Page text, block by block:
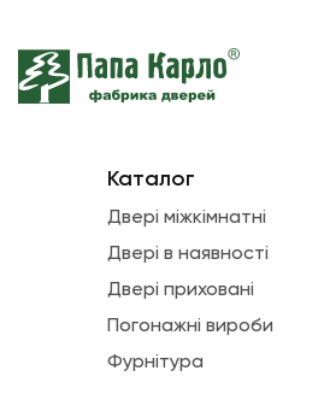
Каталог
Двері міжкімнатні
Двері в наявності
Двері приховані
Погонажні вироби
Фурнітура